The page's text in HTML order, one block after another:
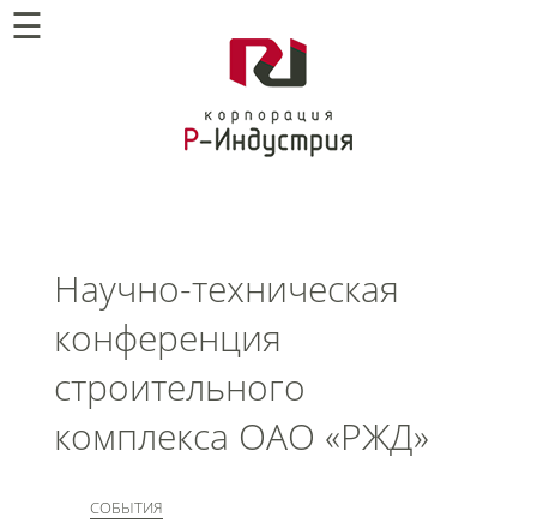
☰
Научно-техническая
конференция
строительного
комплекса ОАО «РЖД»
СОБЫТИЯ